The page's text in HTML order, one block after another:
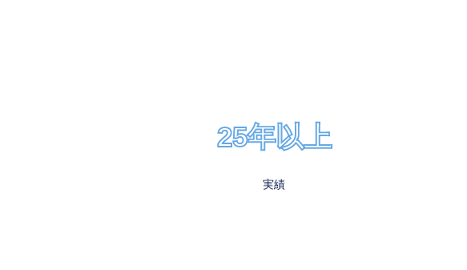
25年以上
実績